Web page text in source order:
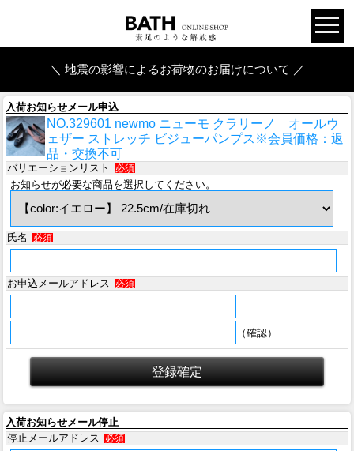
＼ 地震の影響によるお荷物のお届けについて ／
入荷お知らせメール申込
NO.329601 newmo ニューモ クラリーノ オールウ
ェザー ストレッチ ビジューパンプス※会員価格：返
品・交換不可
バリエーションリスト 必須
お知らせが必要な商品を選択してください。
氏名 必須
お申込メールアドレス 必須
（確認）
入荷お知らせメール停止
停止メールアドレス
必須